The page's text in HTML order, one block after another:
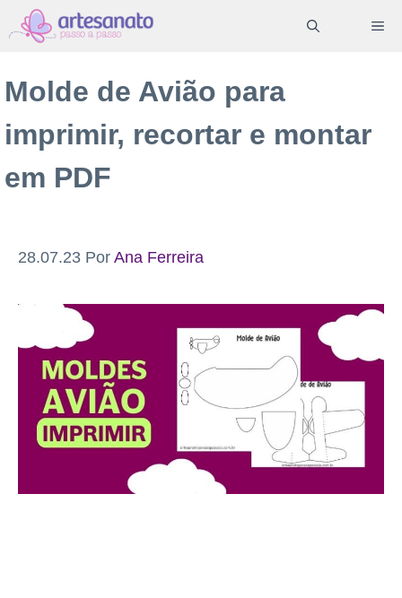
Pular
para
conteúdo
Molde de Avião para
imprimir, recortar e montar
em PDF
28.07.23 Por Ana Ferreira